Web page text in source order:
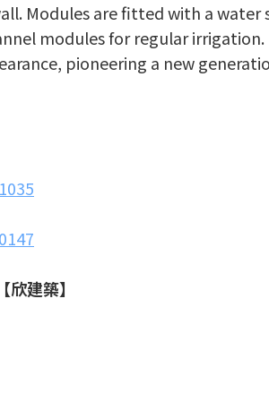
Modules are fitted with a water
modules for regular
pioneering a new
建築】